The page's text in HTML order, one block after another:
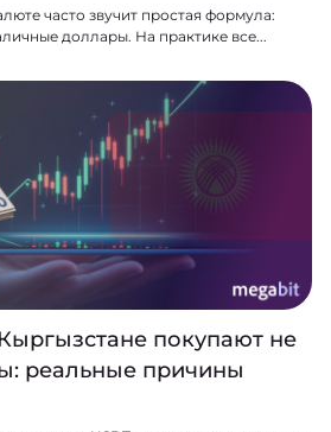
часто звучит простая формула:
доллары. На практике все...
покупают не
реальные причины